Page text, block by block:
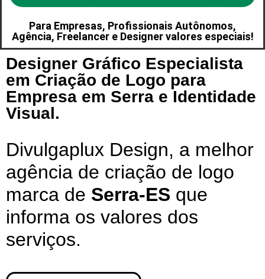
Para Empresas, Profissionais Autônomos,
Agência, Freelancer e Designer valores especiais!
Designer Gráfico Especialista
em Criação de Logo para
Empresa em Serra e Identidade
Visual.
Divulgaplux Design, a melhor
agência de criação de logo
marca de Serra-ES que
informa os valores dos
serviços.